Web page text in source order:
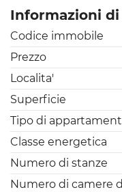
Informazioni di
Codice immobile
Prezzo
Localita'
Superficie
Tipo di
Classe energetica
Numero di stanze
Numero di camere